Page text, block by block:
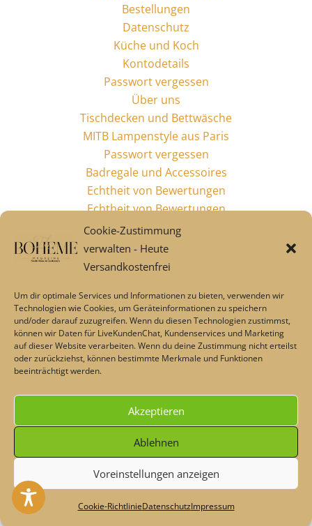
Cookie-Zustimmung
verwalten - Heute
Versandkostenfrei
Um dir optimale Services und Informationen zu bieten, verwenden wir
Technologien wie Cookies, um Geräteinformationen zu speichern
und/oder darauf zuzugreifen. Wenn du diesen Technologien zustimmst,
können wir Daten für LiveKundenChat, Kundenservices und Marketing
auf dieser Website verarbeiten. Wenn du deine Zustimmung nicht erteilst
oder zurückziehst, können bestimmte Merkmale und Funktionen
beeinträchtigt werden.
Akzeptieren
Ablehnen
Voreinstellungen anzeigen
Cookie-RichtlinieDatenschutzImpressum
Heute - Dekoschnäppchen & Rabatte im Sommer💖 Code:
#maisonplusVerwerfen
Bestellungen
Datenschutz
Küche und Koch
Kontodetails
Passwort vergessen
Über uns
Tischdecken und Bettwäsche
MITB Lampenstyle aus Paris
Passwort vergessen
Badregale und Accessoires
Echtheit von Bewertungen
Echtheit von Bewertungen
LIRA Deco Naturprodukte
FAQs: MaisonPlus – Bestellung, Bezahlung, Versand
und mehr
Neues & Marken
Wohndesign mit raumgestalt
Haus- & Gebäudetechnik der nächsten Generation
Home & Living
MaisonPlus Lounge 🌹
Mein Konto
Über uns
Badaccessoires von Aquanova
Alles fürs Bad